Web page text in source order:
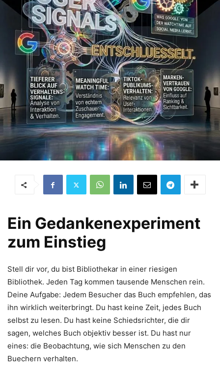
Ein Gedankenexperiment
zum Einstieg
Stell dir vor, du bist Bibliothekar in einer riesigen
Bibliothek. Jeden Tag kommen tausende Menschen rein.
Deine Aufgabe: Jedem Besucher das Buch empfehlen, das
ihn wirklich weiterbringt. Du hast keine Zeit, jedes Buch
selbst zu lesen. Du hast keine Schiedsrichter, die dir
sagen, welches Buch objektiv besser ist. Du hast nur
eines: die Beobachtung, wie sich Menschen zu den
Buechern verhalten.